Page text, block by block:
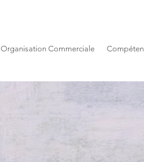
Organisation Commerciale